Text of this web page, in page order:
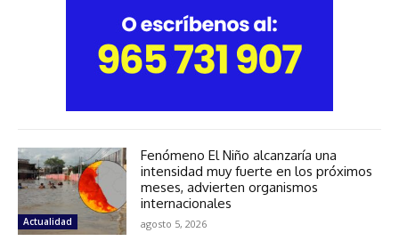
Actualidad
Fenómeno El Niño alcanzaría una
intensidad muy fuerte en los próximos
meses, advierten organismos
internacionales
agosto 5, 2026